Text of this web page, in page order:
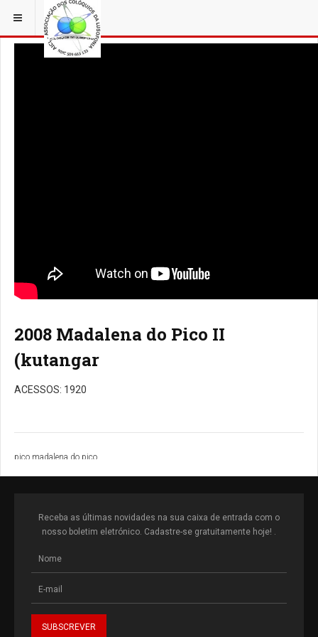
ESTÁ EM... AÇORFILM
2008 Madalena do Pico II
(kutangar
ACESSOS: 1920
pico madalena do pico
Receba as últimas novidades na sua caixa de entrada com o
nosso boletim eletrónico. Cadastre-se gratuitamente hoje! .